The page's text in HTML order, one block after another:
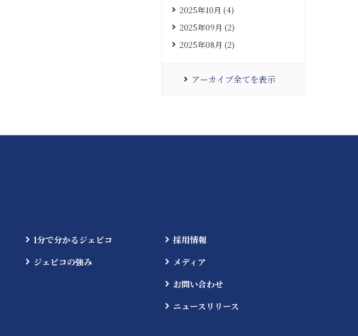
2025年10月 (4)
2025年09月 (2)
2025年08月 (2)
アーカイブ全てを表示
1分で分かるジェピコ
ジェピコの強み
採用情報
メディア
お問い合わせ
ニュースリリース